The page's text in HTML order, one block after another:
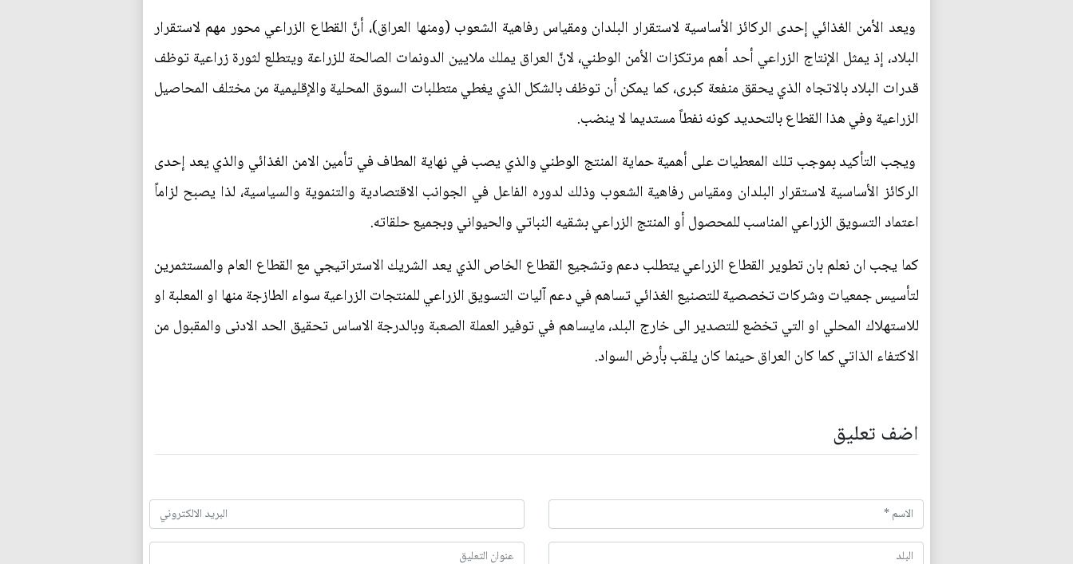
ويعد الأمن الغذائي إحدى الركائز الأساسية لاستقرار البلدان ومقياس رفاهية الشعوب (ومنها العراق)، أنَّ القطاع الزراعي محور مهم لاستقرار
البلاد، إذ يمثل الإنتاج الزراعي أحد أهم مرتكزات الأمن الوطني، لانَّ العراق يملك ملايين الدونمات الصالحة للزراعة ويتطلع لثورة زراعية توظف
قدرات البلاد بالاتجاه الذي يحقق منفعة كبرى، كما يمكن أن توظف بالشكل الذي يغطي متطلبات السوق المحلية والإقليمية من مختلف المحاصيل
الزراعية وفي هذا القطاع بالتحديد كونه نفطاً مستديما لا ينضب.
ويجب التأكيد بموجب تلك المعطيات على أهمية حماية المنتج الوطني والذي يصب في نهاية المطاف في تأمين الامن الغذائي والذي يعد إحدى
الركائز الأساسية لاستقرار البلدان ومقياس رفاهية الشعوب وذلك لدوره الفاعل في الجوانب الاقتصادية والتنموية والسياسية، لذا يصبح لزاماً
اعتماد التسويق الزراعي المناسب للمحصول أو المنتج الزراعي بشقيه النباتي والحيواني وبجميع حلقاته.
كما يجب ان نعلم بان تطوير القطاع الزراعي يتطلب دعم وتشجيع القطاع الخاص الذي يعد الشريك الاستراتيجي مع القطاع العام والمستثمرين
لتأسيس جمعيات وشركات تخصصية للتصنيع الغذائي تساهم في دعم آليات التسويق الزراعي للمنتجات الزراعية سواء الطازجة منها او المعلبة او
للاستهلاك المحلي او التي تخضع للتصدير الى خارج البلد، مايساهم في توفير العملة الصعبة وبالدرجة الاساس تحقيق الحد الادنى والمقبول من
الاكتفاء الذاتي كما كان العراق حينما كان يلقب بأرض السواد.
اضف تعليق